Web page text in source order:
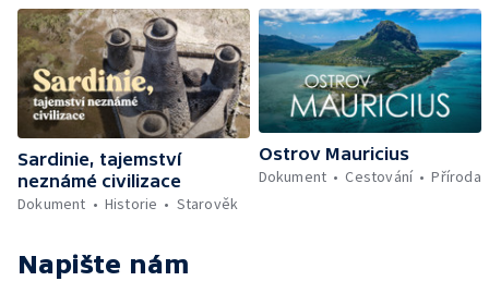
Sardinie, tajemství
neznámé civilizace
Dokument
Historie Starověk
Ostrov Mauricius
Dokument
Cestování Příroda
Napište nám